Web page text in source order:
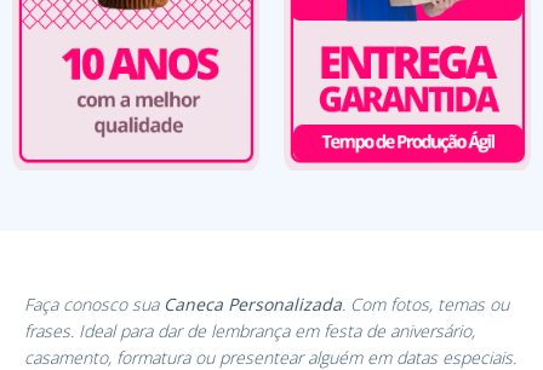
Faça conosco sua Caneca Personalizada. Com fotos, temas ou
frases. Ideal para dar de lembrança em festa de aniversário,
casamento, formatura ou presentear alguém em datas especiais.